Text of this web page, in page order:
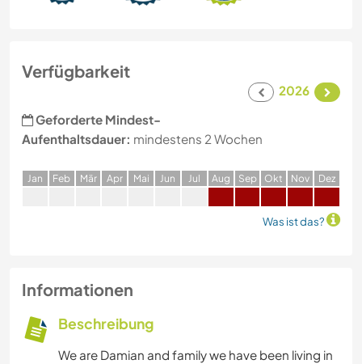
Verfügbarkeit
2026
Geforderte Mindest-
Aufenthaltsdauer: mindestens 2 Wochen
Jan Feb Mär Apr Mai Jun Jul Aug Sep Okt Nov Dez
Was ist das?
Informationen
Beschreibung
We are Damian and family we have been living in